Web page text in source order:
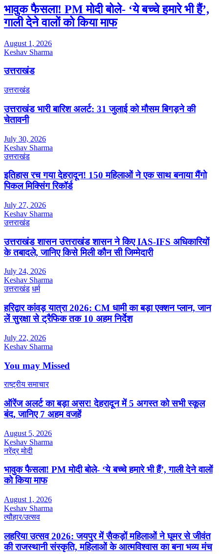
भावुक फैसला! PM मोदी बोले- ‘ये बच्चे हमारे भी हैं’,
गाली देने वालों को किया माफ
August 1, 2026
Keshav Sharma
उत्तराखंड
उत्तराखंड
उत्तराखंड भारी बारिश अलर्ट: 31 जुलाई को मौसम बिगड़ने की
चेतावनी
July 30, 2026
Keshav Sharma
उत्तराखंड
इतिहास रच गया देहरादून! 150 महिलाओं ने एक साथ बनाया मैंगो
पिकल मिक्सिंग रिकॉर्ड
July 27, 2026
Keshav Sharma
उत्तराखंड
उत्तराखंड शासन उत्तराखंड शासन ने किए IAS-IFS अधिकारियों
के तबादले, जानिए किसे मिली कौन सी जिम्मेदारी
July 24, 2026
Keshav Sharma
उत्तराखंड धर्म
हरिद्वार कांवड़ यात्रा 2026: CM धामी का बड़ा एक्शन प्लान, जान
लें सुरक्षा से ट्रैफिक तक 10 अहम निर्देश
July 22, 2026
Keshav Sharma
You may Missed
राष्ट्रीय समाचार
ऑरेंज अलर्ट का बड़ा असर! देहरादून में 5 अगस्त को सभी स्कूल
बंद, जानिए 7 अहम वजहें
August 5, 2026
Keshav Sharma
नरेंद्र मोदी
भावुक फैसला! PM मोदी बोले- ‘ये बच्चे हमारे भी हैं’, गाली देने वालों
को किया माफ
August 1, 2026
Keshav Sharma
त्यौहार/उत्सव
लहरिया उत्सव 2026: जयपुर में सैकड़ों महिलाओं ने घूमर से जीवंत
की राजस्थानी संस्कृति, महिलाओं के आत्मविश्वास का बना भव्य मंच